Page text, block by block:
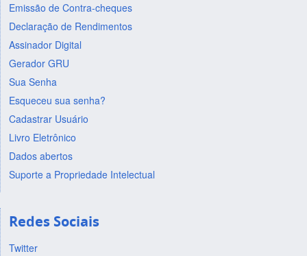
Emissão de Contra-cheques
Declaração de Rendimentos
Assinador Digital
Gerador GRU
Sua Senha
Esqueceu sua senha?
Cadastrar Usuário
Livro Eletrônico
Dados abertos
Suporte a Propriedade Intelectual
Redes Sociais
Twitter